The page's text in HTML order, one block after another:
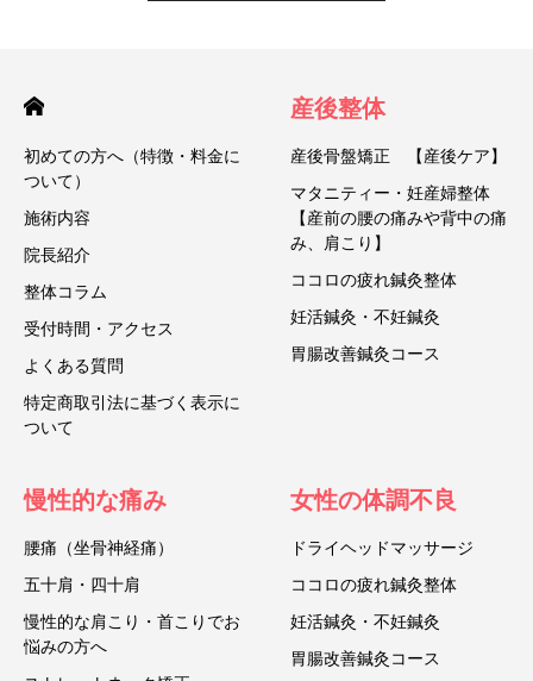
初めての方へ（特徴・料金に
ついて）
施術内容
院長紹介
整体コラム
受付時間・アクセス
よくある質問
特定商取引法に基づく表示に
ついて
産後整体
産後骨盤矯正 【産後ケア】
マタニティー・妊産婦整体
【産前の腰の痛みや背中の痛
み、肩こり】
ココロの疲れ鍼灸整体
妊活鍼灸・不妊鍼灸
胃腸改善鍼灸コース
慢性的な痛み
腰痛（坐骨神経痛）
五十肩・四十肩
慢性的な肩こり・首こりでお
悩みの方へ
女性の体調不良
ドライヘッドマッサージ
ココロの疲れ鍼灸整体
妊活鍼灸・不妊鍼灸
胃腸改善鍼灸コース